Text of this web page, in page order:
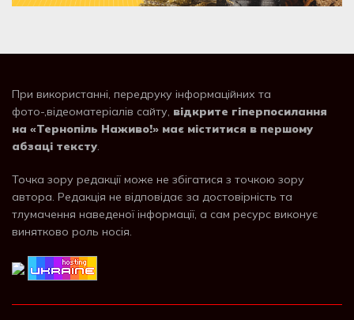
При використанні, передруку інформаційних та
фото-,відеоматеріалів сайту, відкрите гіперпосилання
на «Тернопіль Наживо!» має міститися в першому
абзаці тексту.
Точка зору редакції може не збігатися з точкою зору
автора. Редакція не відповідає за достовірність та
тлумачення наведеної інформації, а сам ресурс виконує
винятково роль носія.